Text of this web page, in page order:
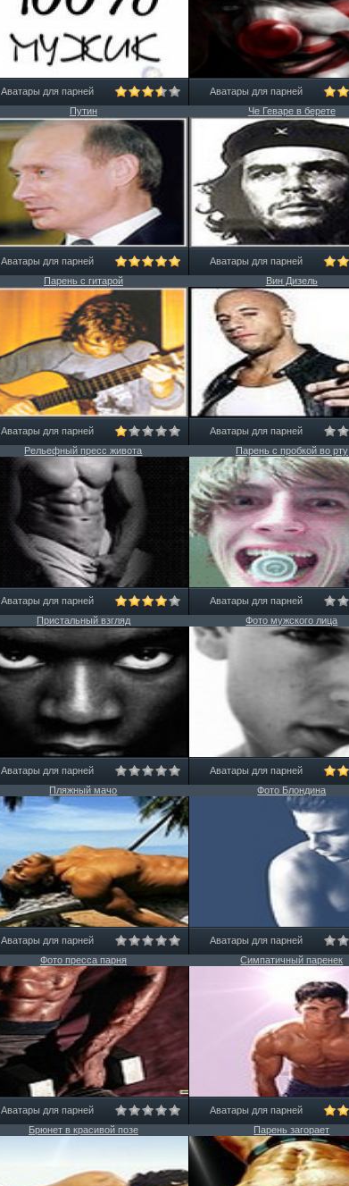
Аватары для парней
Аватары для парней
Путин
Аватары для парней
Че Геваре в берете
Аватары для парней
Парень с гитарой
Аватары для парней
Вин Дизель
Аватары для парней
Рельефный пресс живота
Аватары для парней
Парень с пробкой во рту
Аватары для парней
Пристальный взгляд
Аватары для парней
Фото мужского лица
Аватары для парней
Пляжный мачо
Аватары для парней
Фото Блондина
Аватары для парней
Фото пресса парня
Аватары для парней
Симпатичный паренек
Аватары для парней
Брюнет в красивой позе Парень загорает